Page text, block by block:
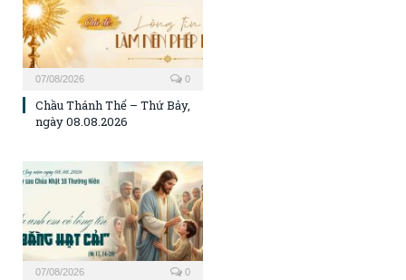
07/08/2026 0
Chầu Thánh Thể – Thứ Bảy,
ngày 08.08.2026
07/08/2026 0